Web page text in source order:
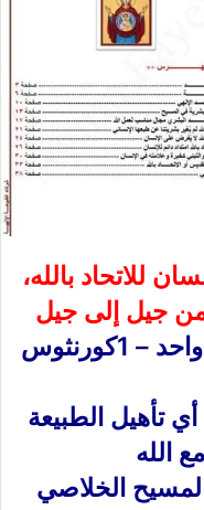
للاتحاد بالله،
جيل إلى جيل
من التصق بالرب فهو روح واحد – 1كورنثوس
تأهيل الطبيعة
الله
الخلاصي